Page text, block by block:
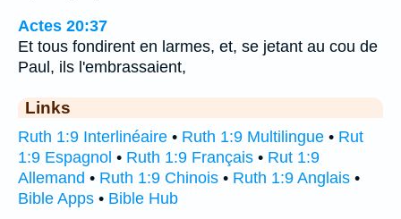
Actes 20:37
Et tous fondirent en larmes, et, se jetant au cou de
Paul, ils l'embrassaient,
Links
Ruth 1:9 Interlinéaire • Ruth 1:9 Multilingue • Rut
1:9 Espagnol • Ruth 1:9 Français • Rut 1:9
Allemand • Ruth 1:9 Chinois • Ruth 1:9 Anglais •
Bible Apps • Bible Hub